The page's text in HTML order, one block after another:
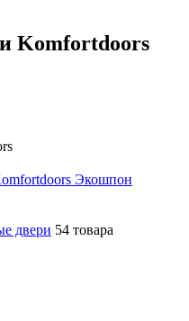
Komfortdoors
Экошпон
двери 54 товара